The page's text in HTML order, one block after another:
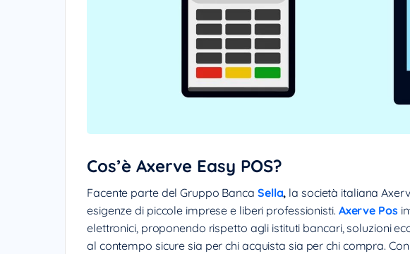
Cos’è Axerve Easy POS?
Facente parte del Gruppo Banca Sella, la società italiana
esigenze di piccole imprese e liberi professionisti. Axerve Pos
elettronici, proponendo rispetto agli istituti bancari, soluzioni
al contempo sicure sia per chi acquista sia per chi compra.